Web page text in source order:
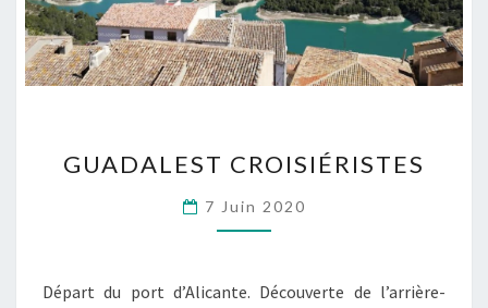
CROISIÉRISTES
GUADALEST CROISIÉRISTES
7 Juin 2020
Départ du port d’Alicante. Découverte de l’arrière-